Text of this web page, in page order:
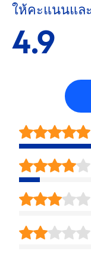
ให้คะแนนแล
4.9